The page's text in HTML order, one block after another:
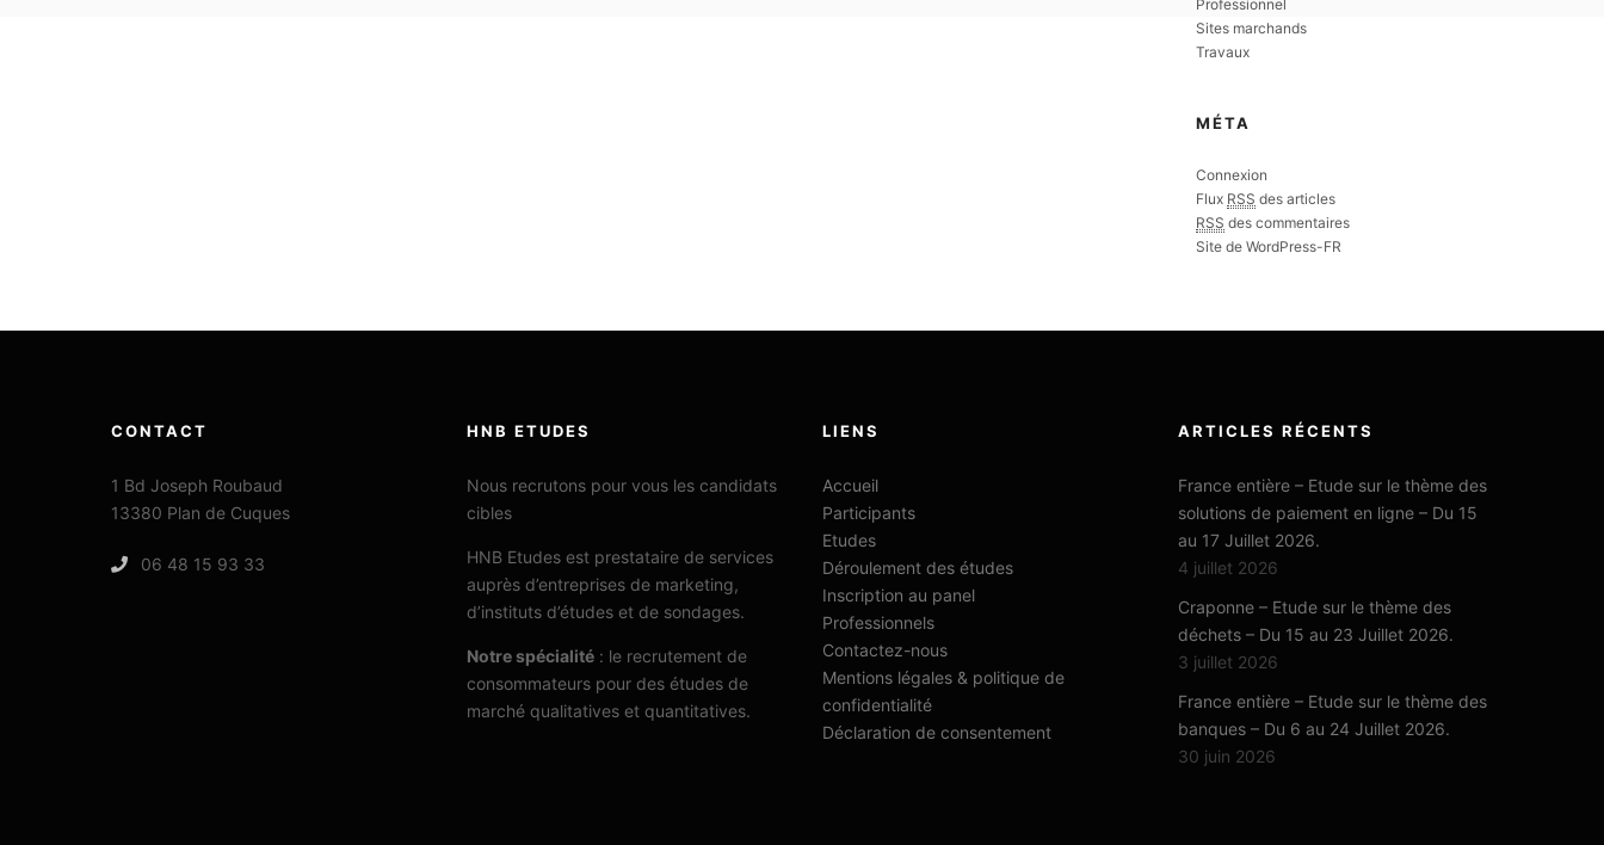
Professionnel
Sites marchands
Travaux
MÉTA
Connexion
Flux RSS des articles
RSS des commentaires
Site de WordPress-FR
CONTACT
1 Bd Joseph Roubaud
13380 Plan de Cuques
06 48 15 93 33
HNB ETUDES
Nous recrutons pour vous les candidats
cibles
HNB Etudes est prestataire de services
auprès d’entreprises de marketing,
d’instituts d’études et de sondages.
Notre spécialité : le recrutement de
consommateurs pour des études de
marché qualitatives et quantitatives.
LIENS
Accueil
Participants
Etudes
Déroulement des études
Inscription au panel
Professionnels
Contactez-nous
Mentions légales & politique de
confidentialité
Déclaration de consentement
ARTICLES RÉCENTS
France entière – Etude sur le thème des
solutions de paiement en ligne – Du 15
au 17 Juillet 2026.
4 juillet 2026
Craponne – Etude sur le thème des
déchets – Du 15 au 23 Juillet 2026.
3 juillet 2026
France entière – Etude sur le thème des
banques – Du 6 au 24 Juillet 2026.
30 juin 2026